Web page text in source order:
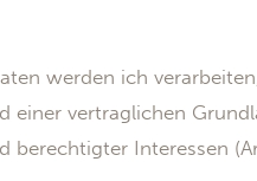
werden ich
einer vertraglichen
berechtigter Interessen